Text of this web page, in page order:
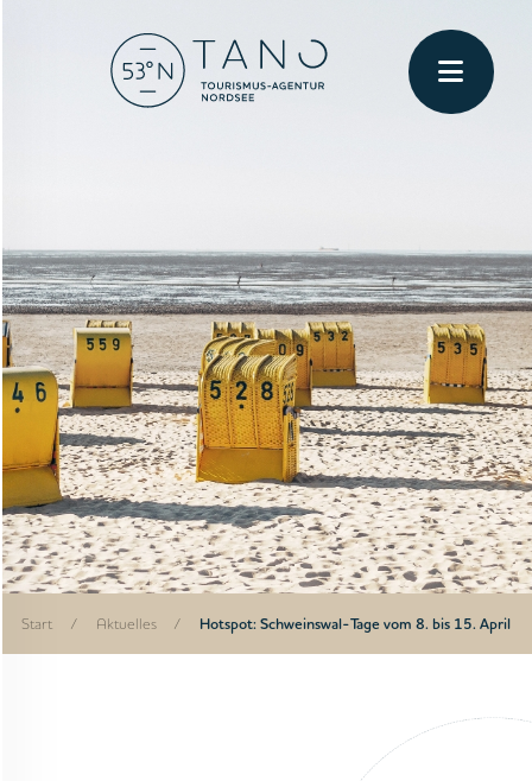
Start / Aktuelles / Hotspot: Schweinswal-Tage vom 8. bis 15. April